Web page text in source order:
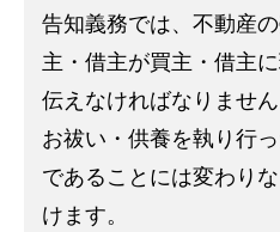
告知義務では、不動産
主・借主が買主・借主
伝えなければなりません
お祓い・供養を執り行
であることには変わり
けます。